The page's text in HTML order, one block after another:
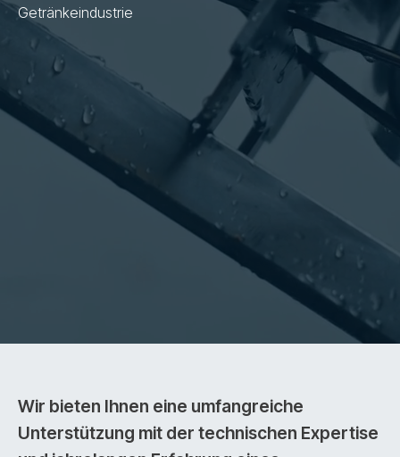
Getränkeindustrie
Wir bieten Ihnen eine umfangreiche
Unterstützung mit der technischen Expertise